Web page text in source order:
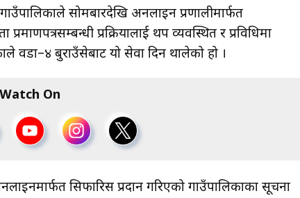
सोमबारदेखि अनलाइन प्रणालीमार्फत
प्रक्रियालाई थप व्यवस्थित र प्रविधिमा
वडा–४ बुराउँसेबाट यो सेवा दिन थालेको हो ।
Watch On
सिफारिस प्रदान गरिएको गाउँपालिकाका सूचना